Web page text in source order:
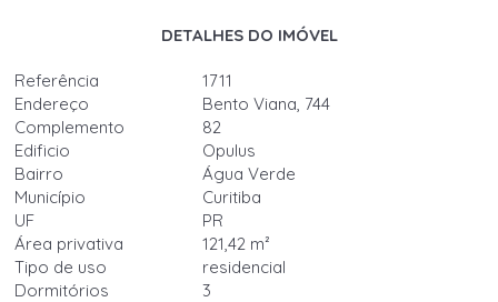
DETALHES DO IMÓVEL
Referência
1711
Endereço
Bento Viana, 744
Complemento
82
Edificio
Opulus
Bairro
Água Verde
Município
Curitiba
UF
PR
Área privativa
121,42 m²
Tipo de uso
residencial
Dormitórios
3